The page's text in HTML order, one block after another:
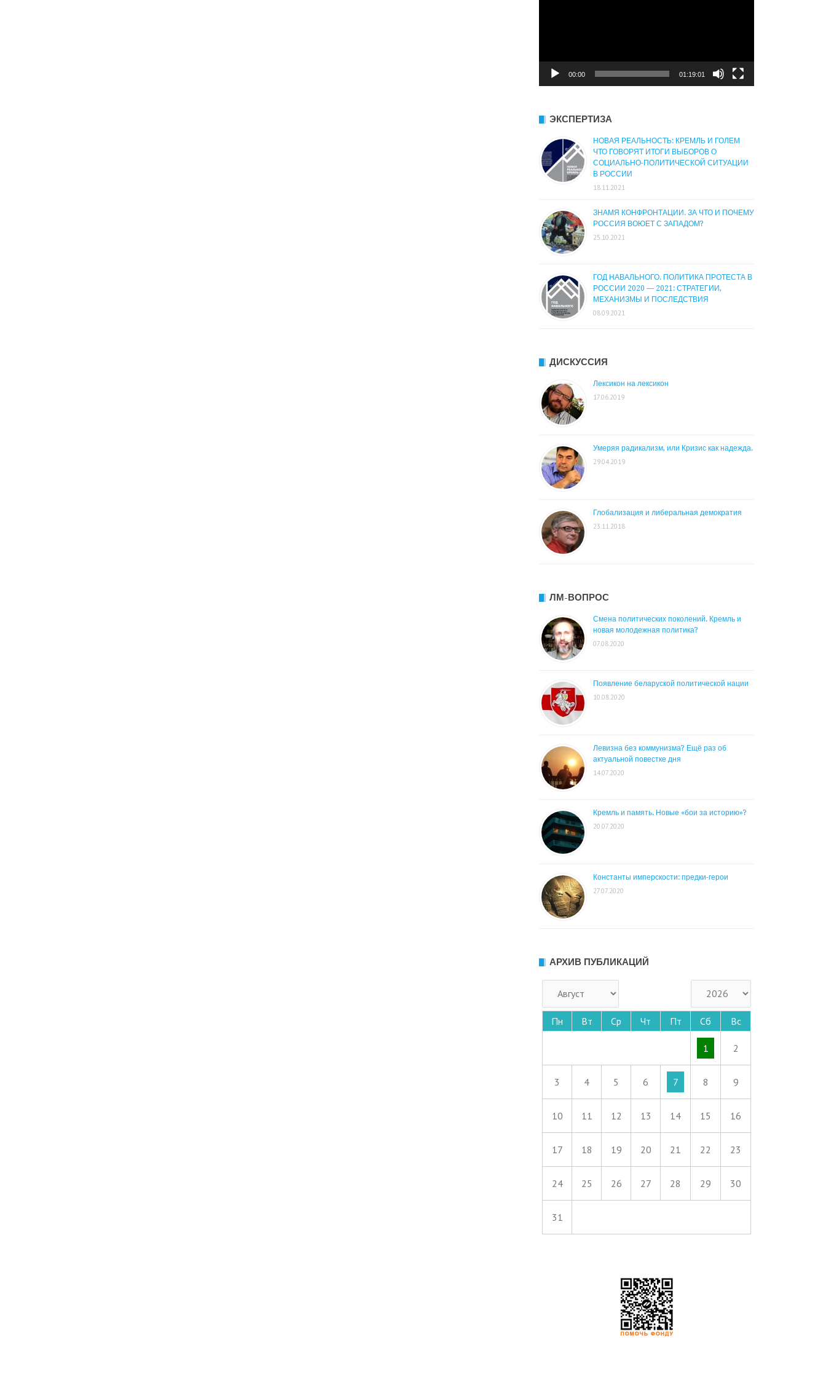
00:00 01:19:01
ЭКСПЕРТИЗА
НОВАЯ РЕАЛЬНОСТЬ: КРЕМЛЬ И ГОЛЕМ
ЧТО ГОВОРЯТ ИТОГИ ВЫБОРОВ О
СОЦИАЛЬНО-ПОЛИТИЧЕСКОЙ СИТУАЦИИ
В РОССИИ
18.11.2021
ЗНАМЯ КОНФРОНТАЦИИ. ЗА ЧТО И ПОЧЕМУ
РОССИЯ ВОЮЕТ С ЗАПАДОМ?
25.10.2021
ГОД НАВАЛЬНОГО. ПОЛИТИКА ПРОТЕСТА В
РОССИИ 2020 — 2021: СТРАТЕГИИ,
МЕХАНИЗМЫ И ПОСЛЕДСТВИЯ
08.09.2021
ДИСКУССИЯ
Лексикон на лексикон
17.06.2019
Умеряя радикализм, или Кризис как надежда.
29.04.2019
Глобализация и либеральная демократия
23.11.2018
ЛМ-ВОПРОС
Смена политических поколений. Кремль и
новая молодежная политика?
07.08.2020
Появление беларуской политической нации
10.08.2020
Левизна без коммунизма? Ещё раз об
актуальной повестке дня
14.07.2020
Кремль и память. Новые «бои за историю»?
20.07.2020
Константы имперскости: предки-герои
27.07.2020
АРХИВ ПУБЛИКАЦИЙ
Пн Вт Ср Чт Пт Сб Вс
1 2
3 4 5 6 7 8 9
10 11 12 13 14 15 16
17 18 19 20 21 22 23
24 25 26 27 28 29 30
31